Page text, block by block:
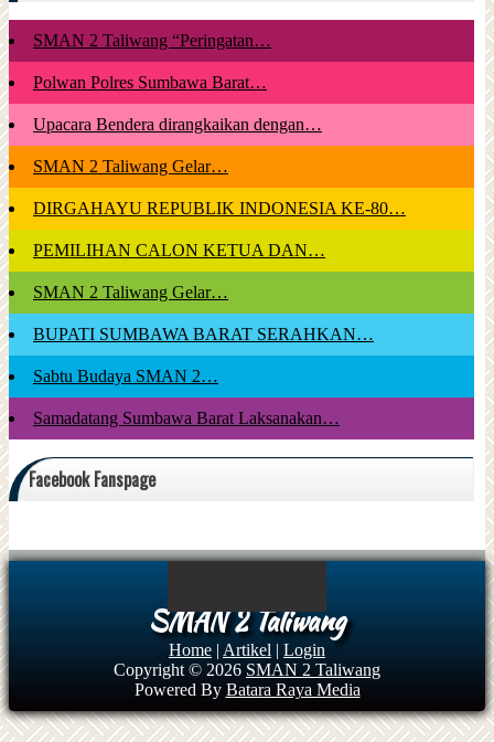
SMAN 2 Taliwang “Peringatan…
Polwan Polres Sumbawa Barat…
Upacara Bendera dirangkaikan dengan…
SMAN 2 Taliwang Gelar…
DIRGAHAYU REPUBLIK INDONESIA KE-80…
PEMILIHAN CALON KETUA DAN…
SMAN 2 Taliwang Gelar…
BUPATI SUMBAWA BARAT SERAHKAN…
Sabtu Budaya SMAN 2…
Samadatang Sumbawa Barat Laksanakan…
Facebook Fanspage
SMAN 2 Taliwang
Home | Artikel | Login
Copyright © 2026 SMAN 2 Taliwang
Powered By Batara Raya Media